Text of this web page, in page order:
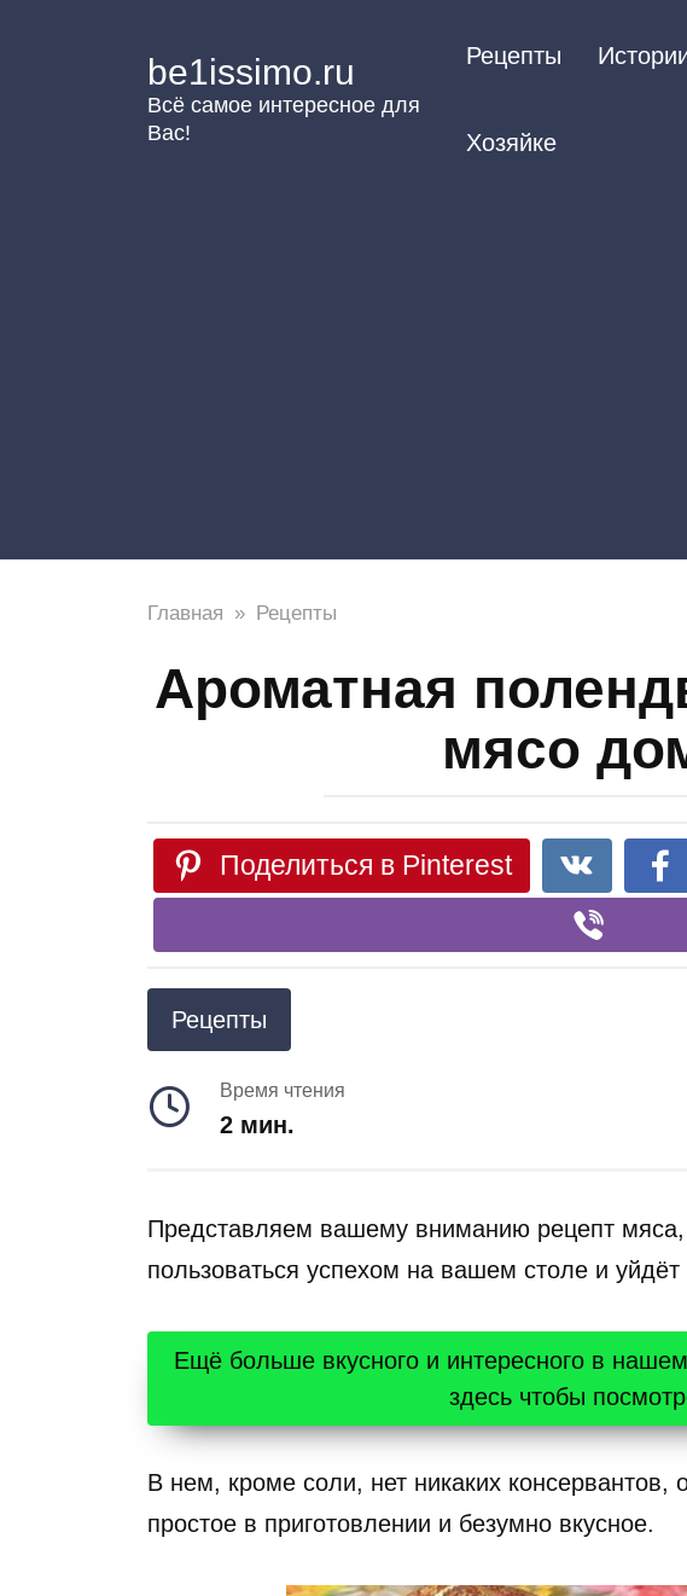
be1issimo.ru
Всё самое интересное для
Вас!
Рецепты
Хозяйке
Главная » Рецепты
Ароматная
мясо
Поделиться в Pinterest
Рецепты
Время чтения
2 мин.
Представляем вашему вниманию рецепт мяса,
пользоваться успехом на вашем столе и уйдёт
Ещё больше вкусного и интересного в
здесь чтобы
В нем, кроме соли, нет никаких консервантов,
простое в приготовлении и безумно вкусное.